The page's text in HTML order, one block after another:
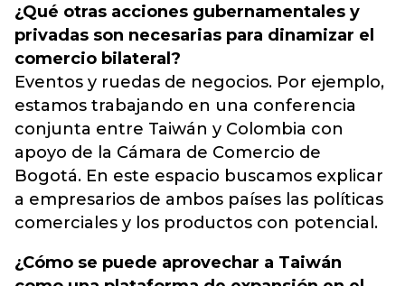
¿Qué otras acciones gubernamentales y
privadas son necesarias para dinamizar el
comercio bilateral?
Eventos y ruedas de negocios. Por ejemplo,
estamos trabajando en una conferencia
conjunta entre Taiwán y Colombia con
apoyo de la Cámara de Comercio de
Bogotá. En este espacio buscamos explicar
a empresarios de ambos países las políticas
comerciales y los productos con potencial.
¿Cómo se puede aprovechar a Taiwán